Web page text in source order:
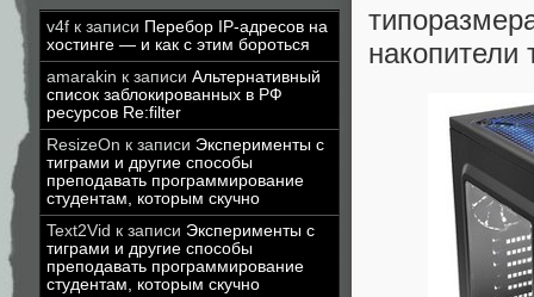
v4f к записи Перебор IP-адресов на
хостинге — и как с этим бороться
amarakin к записи Альтернативный
список заблокированных в РФ
ресурсов Re:filter
ResizeOn к записи Эксперименты с
тиграми и другие способы
преподавать программирование
студентам, которым скучно
Text2Vid к записи Эксперименты с
тиграми и другие способы
преподавать программирование
студентам, которым скучно